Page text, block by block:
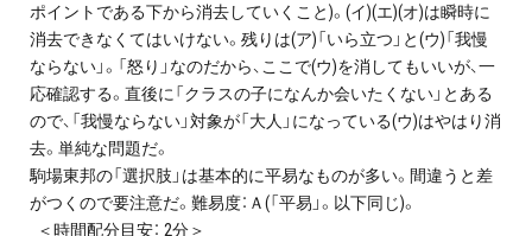
ポイントである下から消去していくこと)。(イ)(エ)(オ)は瞬時に
消去できなくてはいけない。残りは(ア)「いら立つ」と(ウ)「我慢
ならない」。「怒り」なのだから、ここで(ウ)を消してもいいが、一
応確認する。直後に「クラスの子になんか会いたくない」とある
ので、「我慢ならない」対象が「大人」になっている(ウ)はやはり消
去。単純な問題だ。
駒場東邦の「選択肢」は基本的に平易なものが多い。間違うと差
がつくので要注意だ。難易度：Ａ(「平易」。以下同じ)。
＜時間配分目安： 2分＞